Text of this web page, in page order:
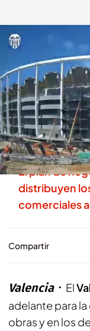
El Nou Mestalla avanza
David Torres
01 JUN 2026 -
Son pruebas
el estadio, ya
casi acabar la
El plan de
distribuyen
comerciales
Compartir
Valencia El
adelante para
obras y en los